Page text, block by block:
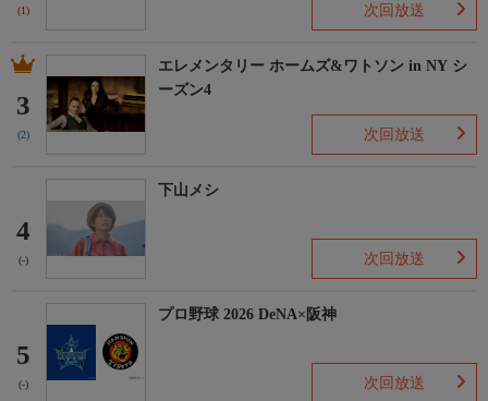
(1) 次回放送
3
(2)
エレメンタリー ホームズ&ワトソン in NY シ
ーズン4
次回放送
4
(-)
下山メシ
次回放送
5
(-)
プロ野球 2026 DeNA×阪神
次回放送